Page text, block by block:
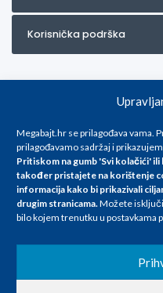
Megabajt.hr se prilagođava vama.
prilagođavamo sadržaj i
Pritiskom na gumb 'Svi kolačići'
također pristajete na korištenje
informacija kako bi prikazivali
drugim stranicama.Možete
bilo kojem trenutku u postavkama
Korisnička podrška
Za artikle kojih trenutno nema
info@megabajt.hr. Sve cijene
promjenama, a
iskazane su za avansno
se razlikovati od cijena u našim
i točniji opis i sliku. Unatoč